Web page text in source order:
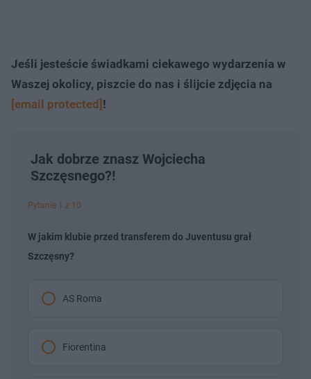
Jeśli jesteście świadkami ciekawego wydarzenia w
Waszej okolicy, piszcie do nas i ślijcie zdjęcia na
[email protected] !
Jak dobrze znasz Wojciecha
Szczęsnego?!
Pytanie 1 z 10
W jakim klubie przed transferem do Juventusu grał
Szczęsny?
AS Roma
Fiorentina